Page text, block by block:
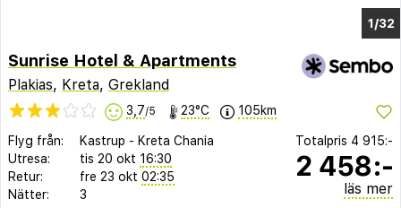
1/26
Sunrise Hotel & Apartments
Plakias, Kreta, Grekland
3,7/5 23°C 105km
Flyg från: Kastrup - Kreta Chania
Utresa:
tis 20 okt 16:30
Retur:
fre 23 okt 02:35
Nätter:
3
Totalpris 4 915:-
2 458:-
läs mer